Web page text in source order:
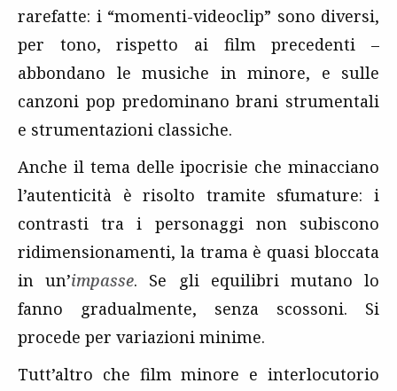
rarefatte: i “momenti-videoclip” sono diversi,
per tono, rispetto ai film precedenti –
abbondano le musiche in minore, e sulle
canzoni pop predominano brani strumentali
e strumentazioni classiche.
Anche il tema delle ipocrisie che minacciano
l’autenticità è risolto tramite sfumature: i
contrasti tra i personaggi non subiscono
ridimensionamenti, la trama è quasi bloccata
in un’impasse. Se gli equilibri mutano lo
fanno gradualmente, senza scossoni. Si
procede per variazioni minime.
Tutt’altro che film minore e interlocutorio